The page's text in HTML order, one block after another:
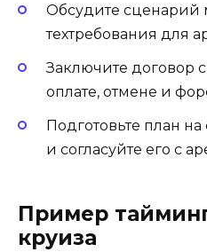
Обсудите сценарий
техтребования для
Заключите договор
оплате, отмене и
Подготовьте план
и согласуйте его с
Пример
круиза